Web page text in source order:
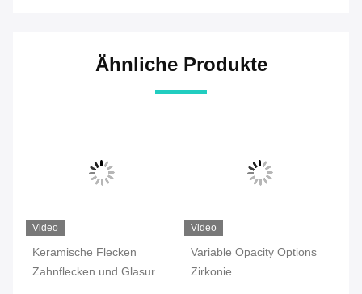
Ähnliche Produkte
Video
Keramische Flecken
Zahnflecken und Glasur
Video
Variable Opacity Options
Zirkonie